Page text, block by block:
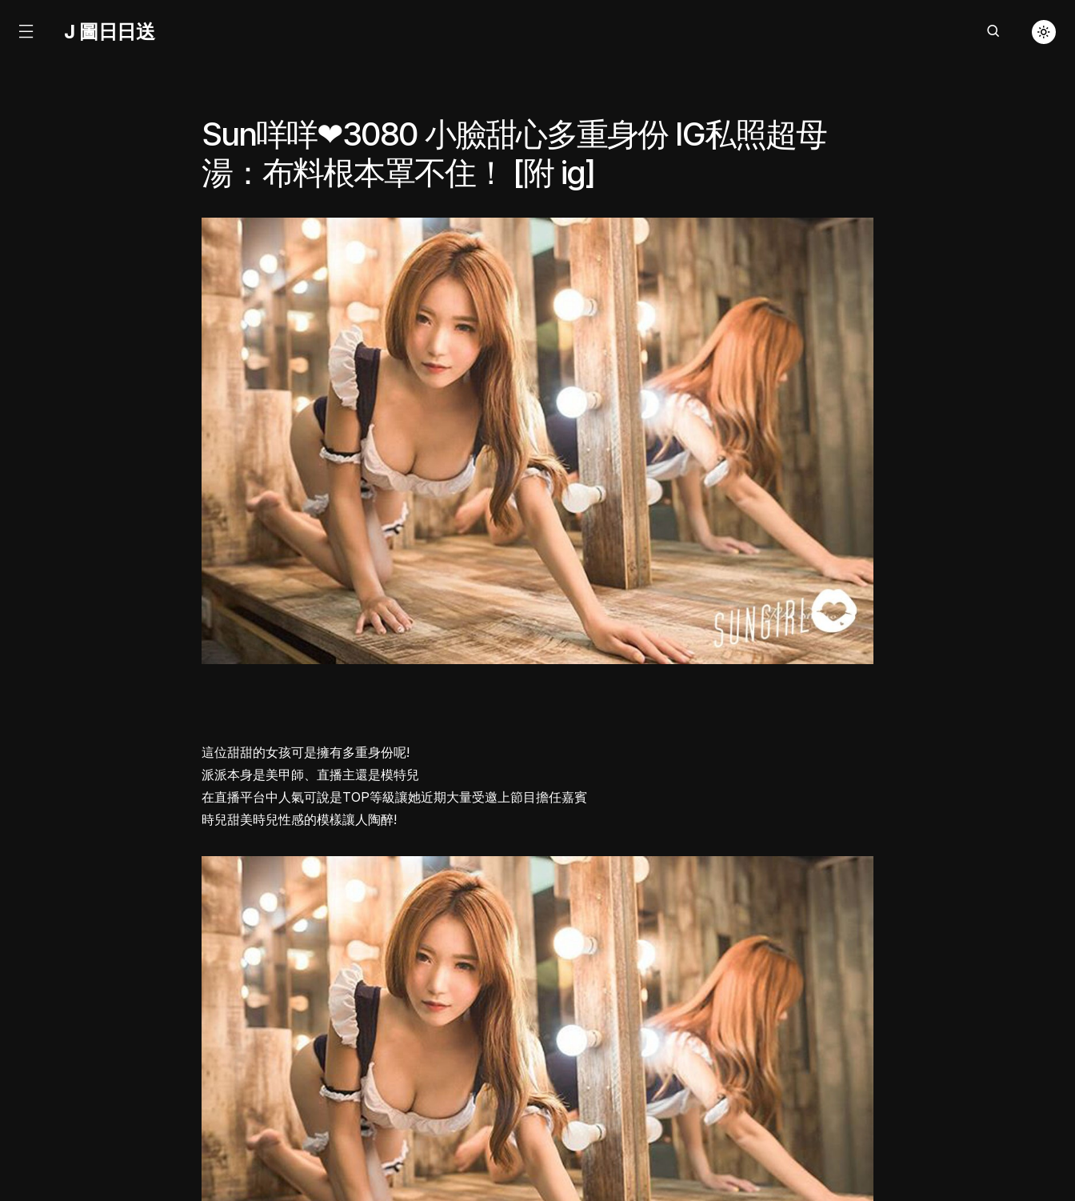
J 圖日日送
Sun咩咩❤3080 小臉甜心多重身份 IG私照超母
湯：布料根本罩不住！ [附 ig]
這位甜甜的女孩可是擁有多重身份呢!
派派本身是美甲師、直播主還是模特兒
在直播平台中人氣可說是TOP等級讓她近期大量受邀上節目擔任嘉賓
時兒甜美時兒性感的模樣讓人陶醉!